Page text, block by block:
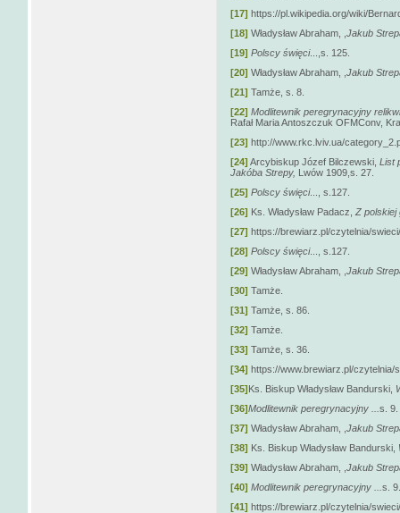
[17] https://pl.wikipedia.org/wiki/
[18] Władysław Abraham, , Jakub
[19] Polscy święci...,s. 125.
[20] Władysław Abraham, , Jakub
[21] Tamże, s. 8.
[22] Modlitewnik peregrynacyjny
Rafał Maria Antoszczuk OFMConv,
[23] http://www.rkc.lviv.ua/
[24] Arcybiskup Józef Bilczewski, List
Jakóba Strepy, Lwów 1909,s. 27.
[25] Polscy święci..., s.127.
[26] Ks. Władysław Padacz, Z polskiej
[27] https://brewiarz.pl/czytelnia/
[28] Polscy święci..., s.127.
[29] Władysław Abraham, , Jakub
[30] Tamże.
[31] Tamże, s. 86.
[32] Tamże.
[33] Tamże, s. 36.
[34] https://www.brewiarz.pl/czytelnia/
[35]Ks. Biskup Władysław Bandurski,
[36]Modlitewnik peregrynacyjny ... s. 9.
[37] Władysław Abraham, , Jakub
[38] Ks. Biskup Władysław Bandurski,
[39] Władysław Abraham, , Jakub
[40] Modlitewnik peregrynacyjny ... s. 9.
[41] https://brewiarz.pl/czytelnia/